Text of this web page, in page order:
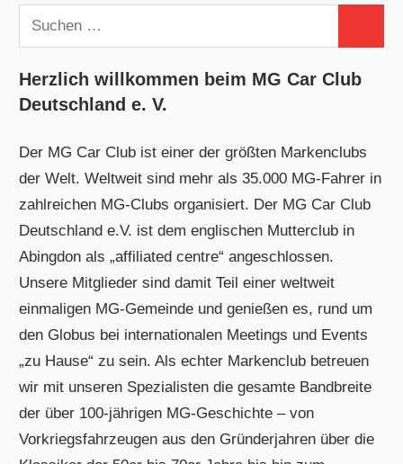
Suchen
nach:
Herzlich willkommen beim MG Car Club
Deutschland e. V.
Der MG Car Club ist einer der größten Markenclubs
der Welt. Weltweit sind mehr als 35.000 MG-Fahrer in
zahlreichen MG-Clubs organisiert. Der MG Car Club
Deutschland e.V. ist dem englischen Mutterclub in
Abingdon als „affiliated centre“ angeschlossen.
Unsere Mitglieder sind damit Teil einer weltweit
einmaligen MG-Gemeinde und genießen es, rund um
den Globus bei internationalen Meetings und Events
„zu Hause“ zu sein. Als echter Markenclub betreuen
wir mit unseren Spezialisten die gesamte Bandbreite
der über 100-jährigen MG-Geschichte – von
Vorkriegsfahrzeugen aus den Gründerjahren über die